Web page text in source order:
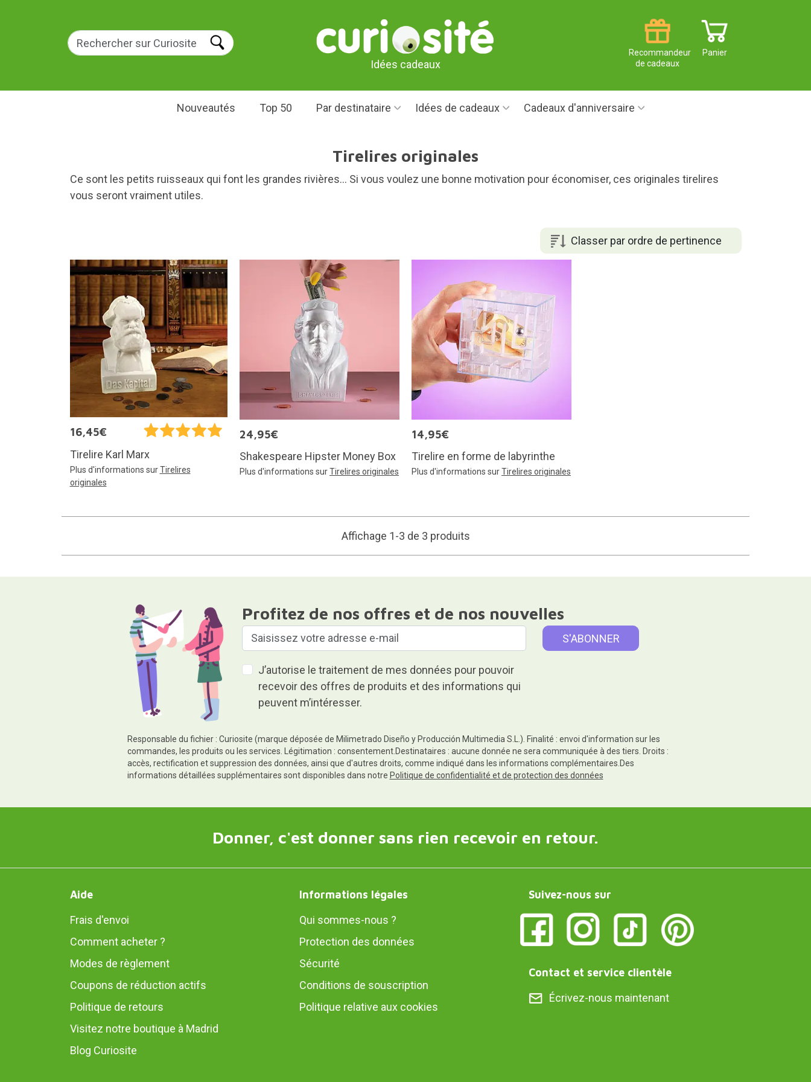
Idées cadeaux
Panier
Recommandeur
de cadeaux
Nouveautés Top 50 Par destinataire Idées de cadeaux Cadeaux d'anniversaire
Tirelires originales
Ce sont les petits ruisseaux qui font les grandes rivières... Si vous voulez une bonne motivation pour économiser, ces originales tirelires
vous seront vraiment utiles.
Classer par ordre de pertinence
16,45€
Tirelire Karl Marx
Plus d'informations surTirelires
originales
24,95€
Shakespeare Hipster Money Box
Plus d'informations surTirelires originales
14,95€
Tirelire en forme de labyrinthe
Plus d'informations surTirelires originales
Affichage 1-3 de 3 produits
Profitez de nos offres et de nos nouvelles
J’autorise le traitement de mes données pour pouvoir
recevoir des offres de produits et des informations qui
peuvent m’intéresser.
Responsable du fichier : Curiosite (marque déposée de Milimetrado Diseño y Producción Multimedia S.L.). Finalité : envoi d'information sur les
commandes, les produits ou les services. Légitimation : consentement.Destinataires : aucune donnée ne sera communiquée à des tiers. Droits :
accès, rectification et suppression des données, ainsi que d'autres droits, comme indiqué dans les informations complémentaires.Des
informations détaillées supplémentaires sont disponibles dans notre Politique de confidentialité et de protection des données
Donner, c'est donner sans rien recevoir en retour.
Aide
Frais d'envoi
Comment acheter ?
Modes de règlement
Coupons de réduction actifs
Politique de retours
Visitez notre boutique à Madrid
Blog Curiosite
Informations légales
Qui sommes-nous ?
Protection des données
Sécurité
Conditions de souscription
Politique relative aux cookies
Suivez-nous sur
Contact et service clientèle
Écrivez-nous maintenant